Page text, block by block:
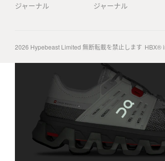
ジャーナル
ジャーナル
2026 Hypebeast Limited 無断転載を禁止します HBX®